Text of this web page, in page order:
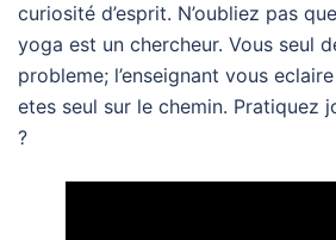
curiosité d’esprit. N’oubliez pas
yoga est un chercheur. Vous seul
probleme; l’enseignant vous
etes seul sur le chemin. Pratiquez
?